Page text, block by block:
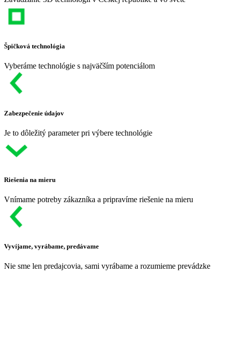
Špičková technológia
Vyberáme technológie s najväčším potenciálom
Zabezpečenie údajov
Je to dôležitý parameter pri výbere technológie
Riešenia na mieru
Vnímame potreby zákazníka a pripravíme riešenie na mieru
Vyvíjame, vyrábame, predávame
Nie sme len predajcovia, sami vyrábame a rozumieme prevádzke